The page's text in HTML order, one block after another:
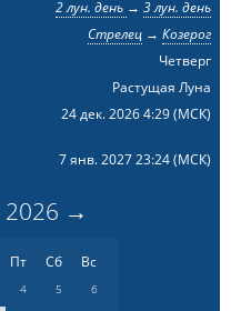
2 лун. день → 3 лун. день
Стрелец→ Козерог
Четверг
Растущая Луна
24 дек. 2026 4:29(МСК)
7 янв. 2027 23:24(МСК)
2026 →
Пт Сб Вс
4 5
6